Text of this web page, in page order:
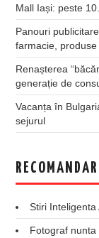
Mall Iași: peste
Panouri
farmacie,
Renașterea
generație de
Vacanța în
sejurul
RECOMANDARI
Stiri Inteligenta
Fotograf nunta